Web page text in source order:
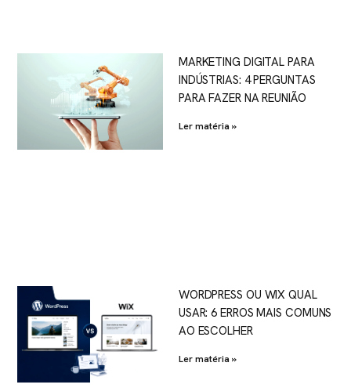
MARKETING DIGITAL PARA
INDÚSTRIAS: 4 PERGUNTAS
PARA FAZER NA REUNIÃO
Ler matéria »
WORDPRESS OU WIX QUAL
USAR: 6 ERROS MAIS COMUNS
AO ESCOLHER
Ler matéria »